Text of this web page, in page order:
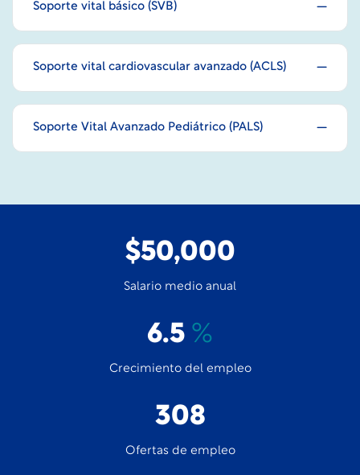
Soporte vital básico (SVB)
Soporte vital cardiovascular avanzado (ACLS)
Soporte Vital Avanzado Pediátrico (PALS)
$50,000
Salario medio anual
6.5 %
Crecimiento del empleo
308
Ofertas de empleo